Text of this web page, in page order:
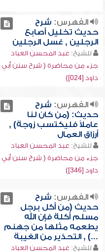
الفهرس: شرح
حديث تخليل أصابع
الرجلين , غسل الرجلين
للشيخ: عبد المحسن العباد
جزء من محاضرة ( شرح سنن أبي
داود [024])
الفهرس: شرح
حديث: (من كان لنا
عاملاً فليكتسب زوجة) ,
أرزاق العمال
للشيخ: عبد المحسن العباد
جزء من محاضرة ( شرح سنن أبي
داود [346])
الفهرس: شرح
حديث (من أكل برجل
مسلم أكلة فإن الله
يطعمه مثلها من جهنم
...) , التحذير من الغيبة
للشيخ: عبد المحسن العباد